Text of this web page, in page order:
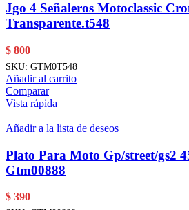
Jgo 4 Señaleros Motoclassic
Transparente.t548
$ 800
SKU: GTM0T548
Añadir al carrito
Comparar
Vista rápida
Añadir a la lista de deseos
Plato Para Moto Gp/street/gs2
Gtm00888
$ 390